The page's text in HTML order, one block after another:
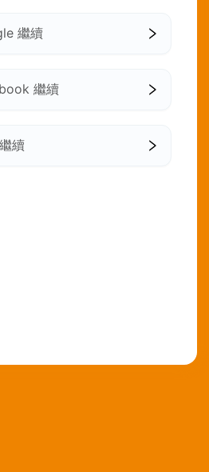
繼續
繼續
續